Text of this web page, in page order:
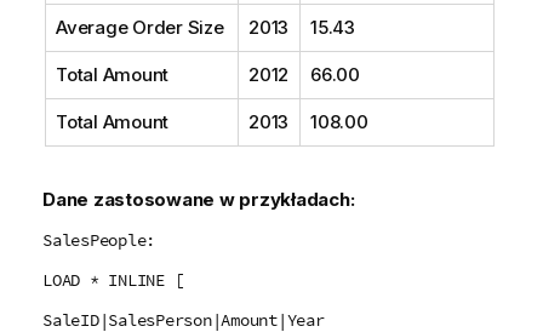
Average Order Size 2013 15.43
Total Amount 2012 66.00
Total Amount 2013 108.00
Dane zastosowane w przykładach:
SalesPeople:
LOAD * INLINE [
SaleID|SalesPerson|Amount|Year